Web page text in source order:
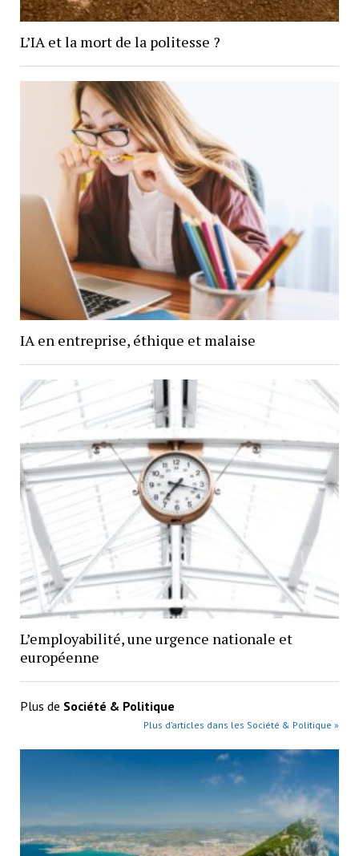
L’IA et la mort de la politesse ?
IA en entreprise, éthique et malaise
L’employabilité, une urgence nationale et
européenne
Plus de Société & Politique
Plus d’articles dans les Société & Politique »